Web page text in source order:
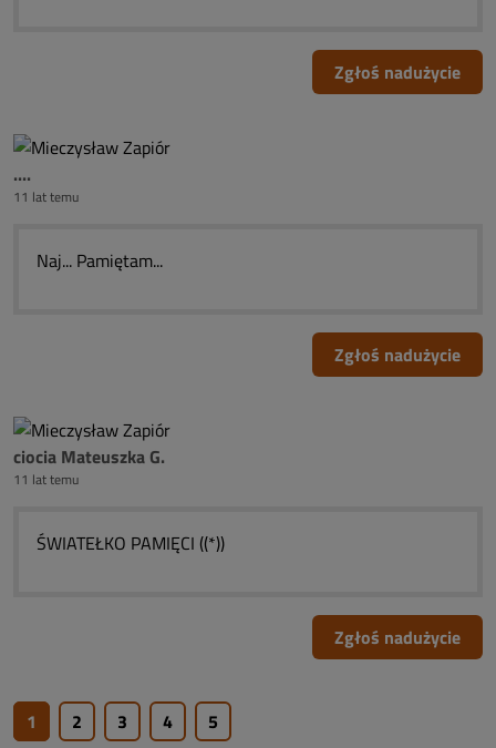
Zgłoś nadużycie
....
11 lat temu
Naj... Pamiętam...
Zgłoś nadużycie
ciocia Mateuszka G.
11 lat temu
ŚWIATEŁKO PAMIĘCI ((*))
Zgłoś nadużycie
1 2 3 4 5